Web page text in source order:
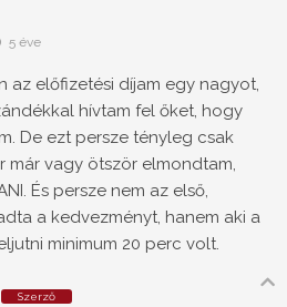
5 éve
az előfizetési díjam egy nagyot,
hívtam fel őket, hogy
De ezt persze tényleg csak
már vagy ötször elmondtam,
És persze nem az első,
a kedvezményt, hanem aki a
minimum 20 perc volt.
Szerző